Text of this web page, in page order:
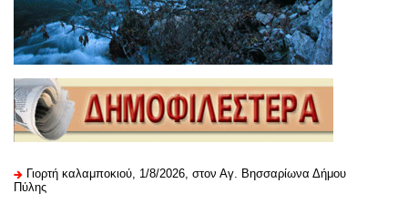
Γιορτή καλαμποκιού, 1/8/2026, στον Αγ. Βησσαρίωνα Δήμου
Πύλης